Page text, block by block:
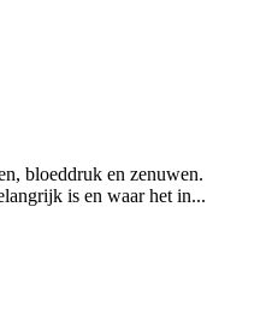
bloeddruk en zenuwen.
is en waar het in...